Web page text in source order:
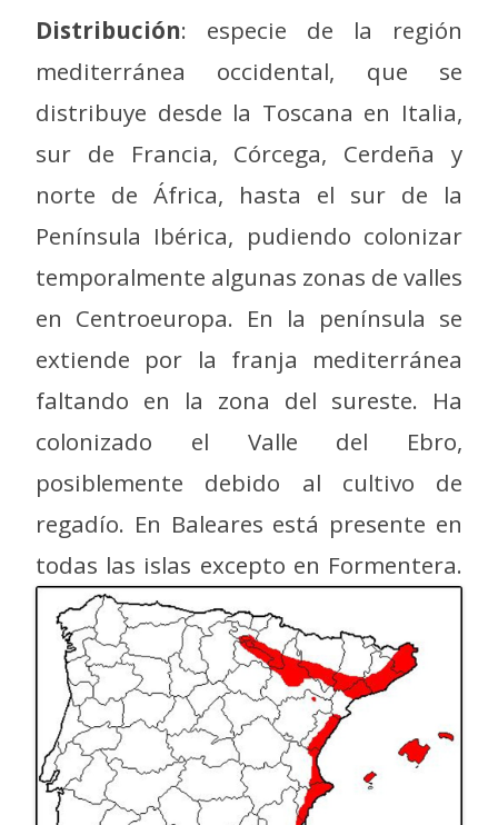
Distribución: especie de la región
mediterránea occidental, que se
distribuye desde la Toscana en Italia,
sur de Francia, Córcega, Cerdeña y
norte de África, hasta el sur de la
Península Ibérica, pudiendo colonizar
temporalmente algunas zonas de valles
en Centroeuropa. En la península se
extiende por la franja mediterránea
faltando en la zona del sureste. Ha
colonizado el Valle del Ebro,
posiblemente debido al cultivo de
regadío. En Baleares está presente en
todas las islas excepto en Formentera.